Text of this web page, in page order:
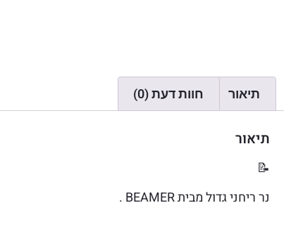
תיאור חוות דעת (0)
תיאור
📝
נר ריחני גדול מבית BEAMER .